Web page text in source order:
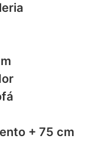
+ 75 cm